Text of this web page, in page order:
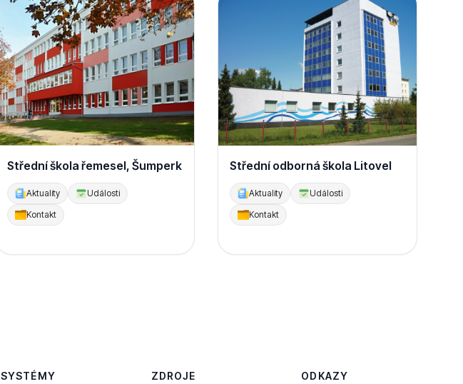
Střední škola řemesel, Šumperk
Aktuality
Události
Kontakt
Střední odborná škola Litovel
Aktuality
Události
Kontakt
SYSTÉMY ZDROJE ODKAZY